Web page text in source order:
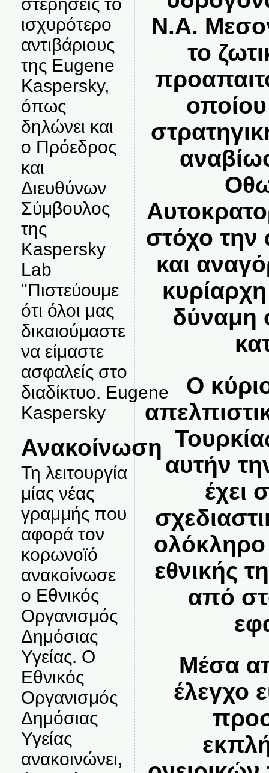
ισχυρότερο
αντιβάριους
της Eugene
Kaspersky,
όπως
δηλώνει και
ο Πρόεδρος
και
Διευθύνων
Σύμβουλος
της
Kaspersky
Lab
"Πιστεύουμε
ότι όλοι μας
δικαιούμαστε
να είμαστε
ασφαλείς στο
διαδίκτυο. Eugene
Kaspersky
Ανακοίνωση
Τη λειτουργία
μίας νέας
γραμμής που
αφορά τον
κορωνοϊό
ανακοίνωσε
ο Εθνικός
Οργανισμός
Δημόσιας
Υγείας. Ο
Εθνικός
Οργανισμός
Δημόσιας
Υγείας
ανακοινώνει,
Ν.Α.
το
στόχο την
και
δύναμη
Ο
αυτήν
έχει
ολόκληρο
εθνικής
από
Μέσα
έλεγχο